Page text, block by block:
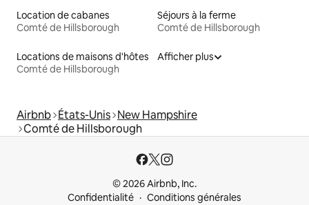
Location de cabanes
Comté de Hillsborough
Séjours à la ferme
Comté de Hillsborough
Locations de maisons d'hôtes
Comté de Hillsborough
Afficher plus
Airbnb États-Unis New Hampshire
Comté de Hillsborough
© 2026 Airbnb, Inc.
Confidentialité
Conditions générales